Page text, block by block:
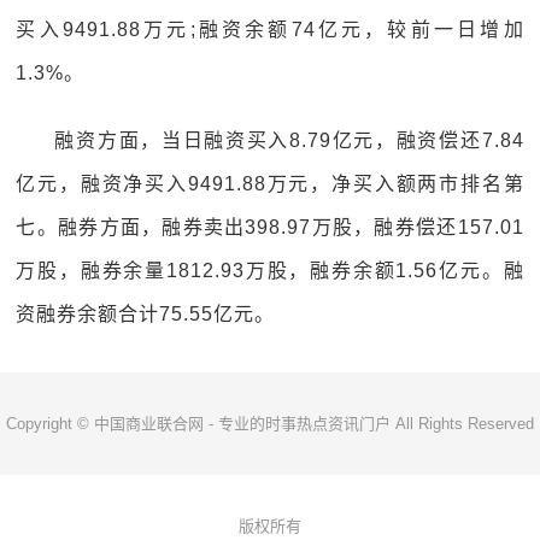
买入9491.88万元;融资余额74亿元，较前一日增加
1.3%。
融资方面，当日融资买入8.79亿元，融资偿还7.84
亿元，融资净买入9491.88万元，净买入额两市排名第
七。融券方面，融券卖出398.97万股，融券偿还157.01
万股，融券余量1812.93万股，融券余额1.56亿元。融
资融券余额合计75.55亿元。
Copyright © 中国商业联合网 - 专业的时事热点资讯门户 All Rights Reserved
版权所有